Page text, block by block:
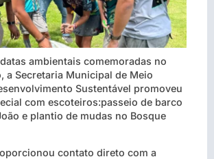
ambientais comemoradas no
a Secretaria Municipal de Meio
Sustentável promoveu
com escoteiros:passeio de barco
e plantio de mudas no Bosque
contato direto com a